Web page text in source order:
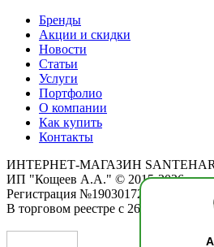
Бренды
Акции и скидки
Новости
Статьи
Услуги
Портфолио
О компании
Как купить
Контакты
ИНТЕРНЕТ-МАГАЗИН
ИП "Кощеев А.А." © 2015-2026
Регистрация №190301725 от
В торговом реестре с 26.11.2019